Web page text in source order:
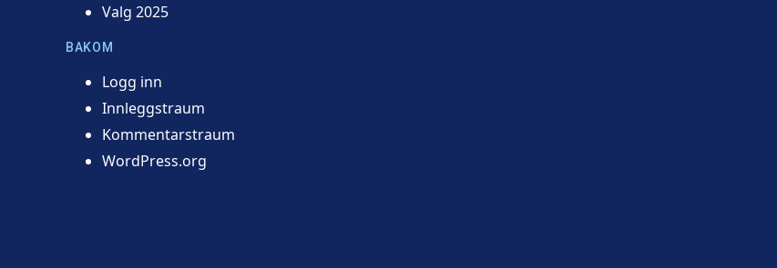
Valg 2025
BAKOM
Logg inn
Innleggstraum
Kommentarstraum
WordPress.org